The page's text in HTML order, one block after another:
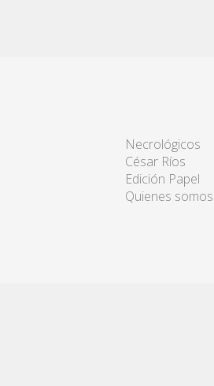
Necrológicos
César Ríos
Edición Papel
Quienes somos